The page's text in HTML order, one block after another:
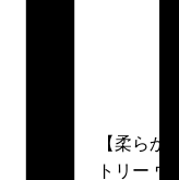
【柔らか
トリー